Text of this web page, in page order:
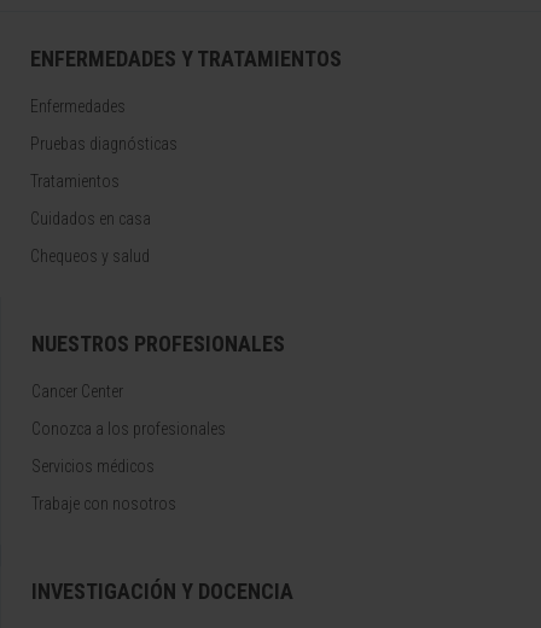
ENFERMEDADES Y TRATAMIENTOS
Enfermedades
Pruebas diagnósticas
Tratamientos
Cuidados en casa
Chequeos y salud
NUESTROS PROFESIONALES
Cancer Center
Conozca a los profesionales
Servicios médicos
Trabaje con nosotros
INVESTIGACIÓN Y DOCENCIA